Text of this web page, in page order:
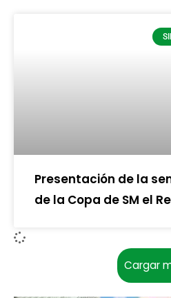
Presentación de la
de la Copa de SM el
Cargar